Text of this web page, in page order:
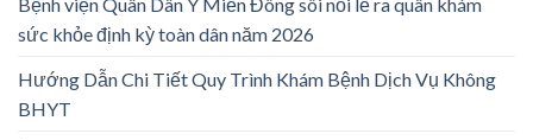
sức khỏe định kỳ toàn dân năm 2026
Hướng Dẫn Chi Tiết Quy Trình Khám Bệnh Dịch Vụ Không
BHYT